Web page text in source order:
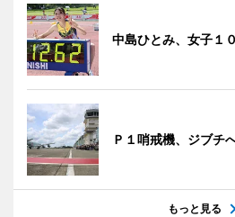
中島ひとみ、女子１
Ｐ１哨戒機、ジブチ
もっと見る